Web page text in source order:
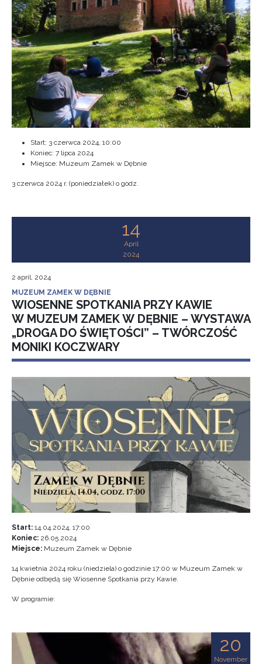
Start: 3 czerwca 2024, 10:00
Koniec: 7 lipca 2024
Miejsce: Muzeum Zamek w Dębnie
3 czerwca 2024 r. (poniedziałek) o godz.
14
April
2024
2 april, 2024
MUZEUM ZAMEK W DĘBNIE
WIOSENNE SPOTKANIA PRZY KAWIE
W MUZEUM ZAMEK W DĘBNIE – WYSTAWA
„DROGA DO ŚWIĘTOŚCI” – TWÓRCZOŚĆ
MONIKI KOCZWARY
Start: 14.04.2024, 17:00
Koniec: 26.05.2024
Miejsce: Muzeum Zamek w Dębnie
14 kwietnia 2024 roku (niedziela) o godzinie 17:00 w Muzeum Zamek w
Dębnie odbędą się Wiosenne Spotkania przy Kawie.
W programie:
20
November